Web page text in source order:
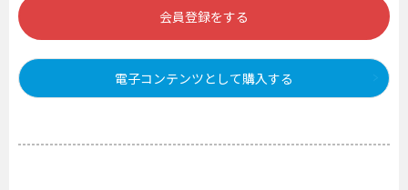
会員登録をする
電子コンテンツとして購入する